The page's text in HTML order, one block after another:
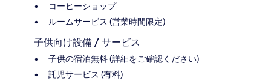
コーヒーショップ
ルームサービス (営業時間限定)
子供向け設備 / サービス
子供の宿泊無料 (詳細をご確認ください)
託児サービス (有料)